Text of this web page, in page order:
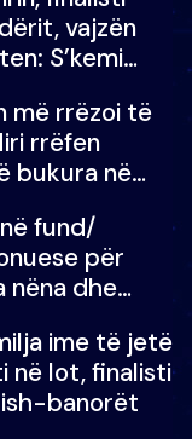
vajzën
S’kemi
më rrëzoi të
rrëfen
bukura në
kur…
fund/
për
nëna dhe
meritoj…
ime të jetë
në lot, finalisti
banorët